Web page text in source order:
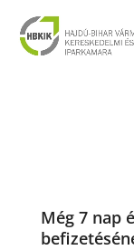
Még 7 nap